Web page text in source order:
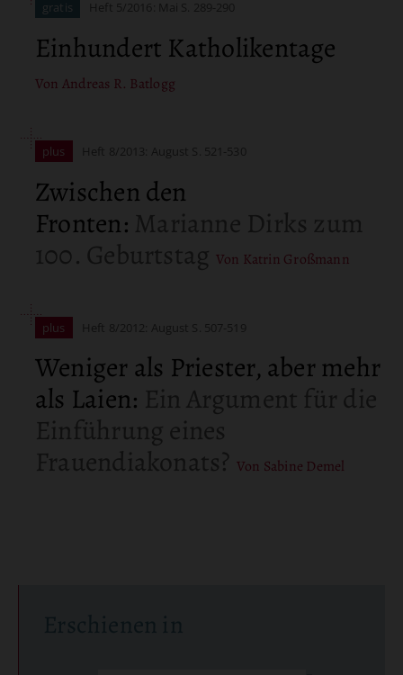
gratis Heft 5/2016: Mai S. 289-290
Einhundert Katholikentage
Von Andreas R. Batlogg
plus Heft 8/2013: August S. 521-530
Zwischen den
Fronten:
Von Katrin Großmann
plus Heft 8/2012: August S. 507-519
Weniger als Priester, aber mehr
als Laien:
Von Sabine Demel